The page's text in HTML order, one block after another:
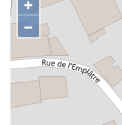
+
−